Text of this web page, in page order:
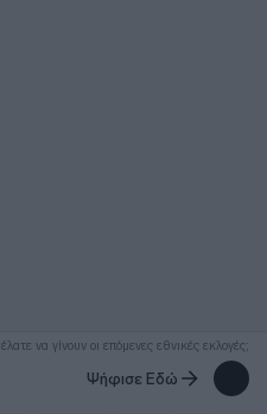
να γίνουν οι επόμενες εθνικές εκλογές;
Ψήφισε Εδώ